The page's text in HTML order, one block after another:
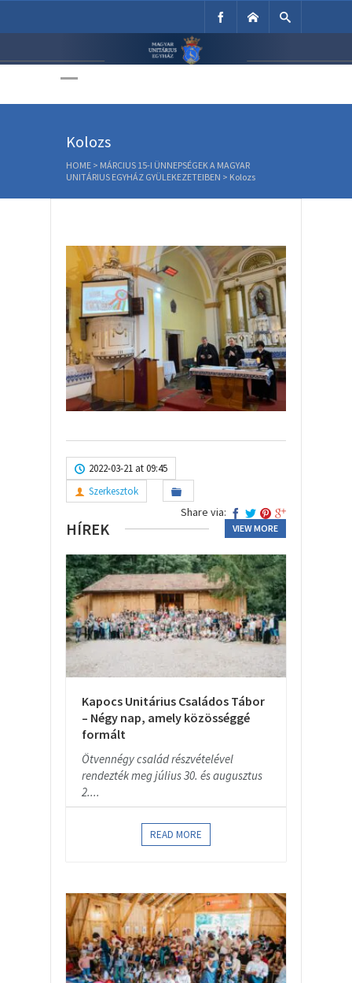
Unitárius Egyház
Kolozs
HOME > MÁRCIUS 15-I ÜNNEPSÉGEK A MAGYAR
UNITÁRIUS EGYHÁZ GYÜLEKEZETEIBEN > Kolozs
2022-03-21 at 09:45
Szerkesztok
Share via:
HÍREK VIEW MORE
Kapocs Unitárius Családos Tábor
– Négy nap, amely közösséggé
formált
Ötvennégy család részvételével
rendezték meg július 30. és augusztus
2....
READ MORE